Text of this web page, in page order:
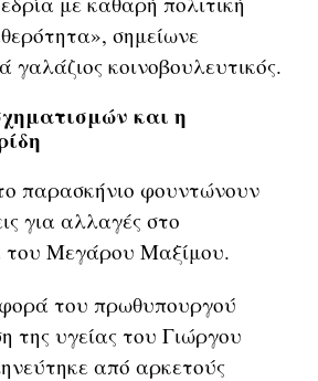
σημείωνε
γαλάζιος κοινοβουλευτικός.
και η
παρασκήνιο φουντώνουν
για αλλαγές στο
Μεγάρου Μαξίμου.
του πρωθυπουργού
της υγείας του Γιώργου
από αρκετούς